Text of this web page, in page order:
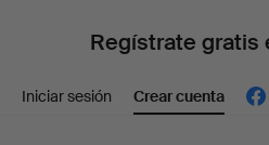
Regístrate gratis
Iniciar sesión Crear cuenta